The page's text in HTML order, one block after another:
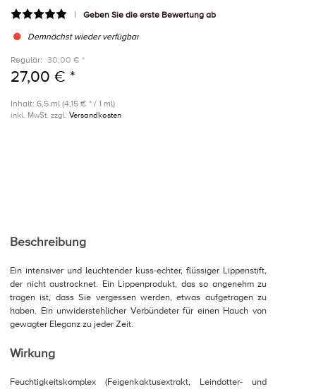
Geben Sie die erste Bewertung ab
Demnächst wieder verfügbar
Regulär: 30,00 € *
27,00 € *
Inhalt: 6,5 ml (4,15 € * / 1 ml)
inkl. MwSt. zzgl. Versandkosten
Beschreibung
Ein intensiver und leuchtender kuss-echter, flüssiger Lippenstift,
der nicht austrocknet. Ein Lippenprodukt, das so angenehm zu
tragen ist, dass Sie vergessen werden, etwas aufgetragen zu
haben. Ein unwiderstehlicher Verbündeter für einen Hauch von
gewagter Eleganz zu jeder Zeit.
Wirkung
Feuchtigkeitskomplex (Feigenkaktusextrakt, Leindotter- und